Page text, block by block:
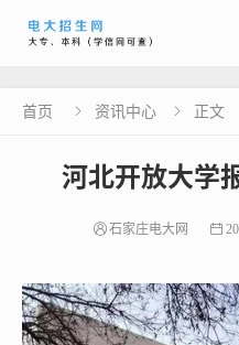
首页  资讯中心  正文
河北开放大学
石家庄电大网